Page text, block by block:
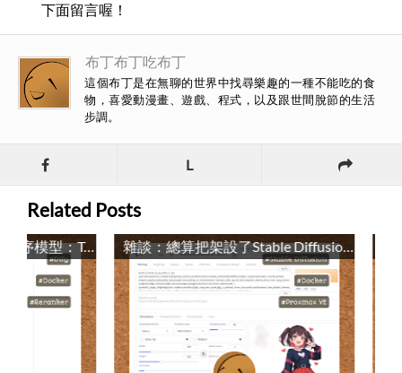
下面留言喔！
布丁布丁吃布丁
這個布丁是在無聊的世界中找尋樂趣的一種不能吃的食
物，喜愛動漫畫、遊戲、程式，以及跟世間脫節的生活
步調。
L
Related Posts
自行架設Dify使用的重排序模型：Text Embeddings Inference / Self-Hosting a Dify Reranking Model: Text Embeddings Inference 雜談：總算把架設了Stable Diffusion WebUI Forge / TALK: Finally Set Up Stable Diffusion WebUI Forge